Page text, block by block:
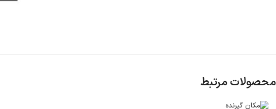
محصولات مرتبط